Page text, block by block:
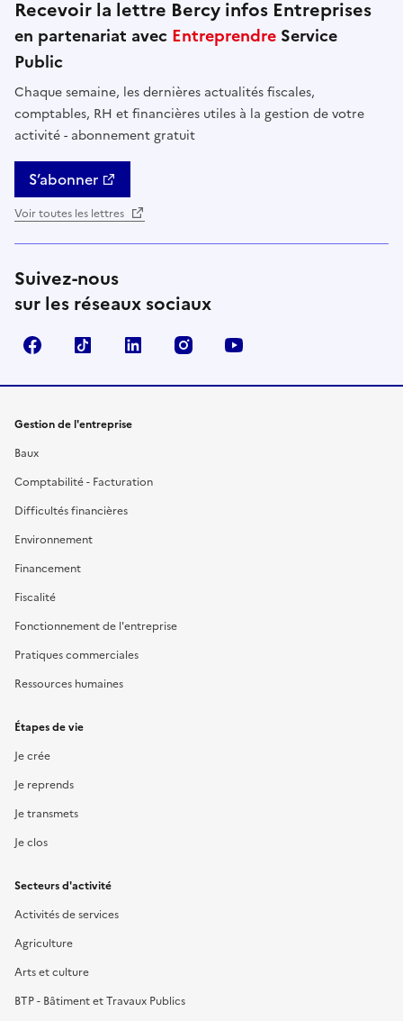
Recevoir la lettre Bercy infos Entreprises
en partenariat avec Entreprendre Service
Public
Chaque semaine, les dernières actualités fiscales,
comptables, RH et financières utiles à la gestion de votre
activité - abonnement gratuit
S’abonner
Voir toutes les lettres
Suivez-nous
sur les réseaux sociaux
FacebookTikTok Linkedin Instagram
Gestion de l'entreprise
Baux
Comptabilité - Facturation
Difficultés financières
Environnement
Financement
Fiscalité
Fonctionnement de l'entreprise
Pratiques commerciales
Ressources humaines
Étapes de vie
Je crée
Je reprends
Je transmets
Je clos
Secteurs d'activité
Activités de services
Agriculture
Arts et culture
BTP - Bâtiment et Travaux Publics